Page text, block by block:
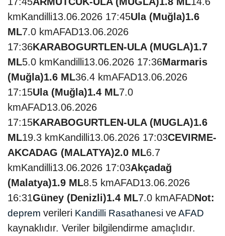
kmKandilli13.06.2026 17:45Ula (Muğla)1.6
ML7.0 kmAFAD13.06.2026
17:36KARABOGURTLEN-ULA (MUGLA)1.7
ML5.0 kmKandilli13.06.2026 17:36Marmaris
(Muğla)1.6 ML36.4 kmAFAD13.06.2026
17:15Ula (Muğla)1.4 ML7.0
kmAFAD13.06.2026
17:15KARABOGURTLEN-ULA (MUGLA)1.6
ML19.3 kmKandilli13.06.2026 17:03CEVIRME-
AKCADAG (MALATYA)2.0 ML6.7
kmKandilli13.06.2026 17:03Akçadağ
(Malatya)1.9 ML8.5 kmAFAD13.06.2026
16:31Güney (Denizli)1.4 ML7.0 kmAFADNot:
deprem verileri Kandilli Rasathanesi veAFAD
kaynaklıdır. Veriler bilgilendirme amaçlıdır.